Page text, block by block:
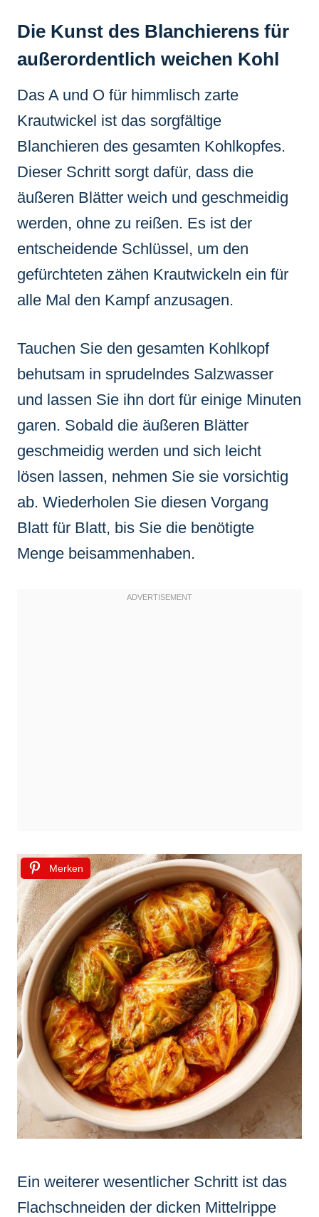
Die Kunst des Blanchierens für
außerordentlich weichen Kohl
Das A und O für himmlisch zarte
Krautwickel ist das sorgfältige
Blanchieren des gesamten Kohlkopfes.
Dieser Schritt sorgt dafür, dass die
äußeren Blätter weich und geschmeidig
werden, ohne zu reißen. Es ist der
entscheidende Schlüssel, um den
gefürchteten zähen Krautwickeln ein für
alle Mal den Kampf anzusagen.
Tauchen Sie den gesamten Kohlkopf
behutsam in sprudelndes Salzwasser
und lassen Sie ihn dort für einige Minuten
garen. Sobald die äußeren Blätter
geschmeidig werden und sich leicht
lösen lassen, nehmen Sie sie vorsichtig
ab. Wiederholen Sie diesen Vorgang
Blatt für Blatt, bis Sie die benötigte
Menge beisammenhaben.
Merken
Ein weiterer wesentlicher Schritt ist das
Flachschneiden der dicken Mittelrippe